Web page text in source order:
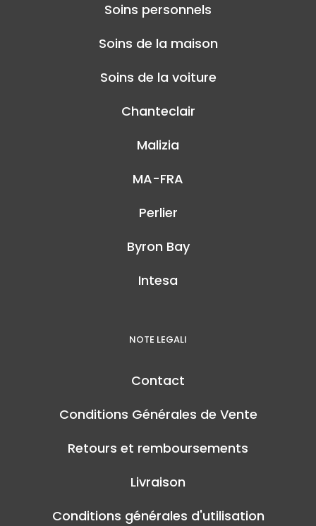
Soins personnels
Soins de la maison
Soins de la voiture
Chanteclair
Malizia
MA-FRA
Perlier
Byron Bay
Intesa
NOTE LEGALI
Contact
Conditions Générales de Vente
Retours et remboursements
Livraison
Conditions générales d'utilisation